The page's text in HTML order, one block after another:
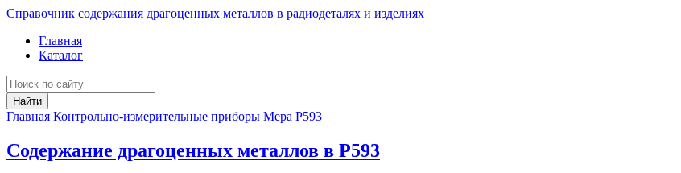
Справочник содержания драгоценных металлов в радиодеталях и изделиях
Главная
Каталог
Найти
Главная Контрольно-измерительные приборы Мера Р593
Содержание драгоценных металлов в Р593